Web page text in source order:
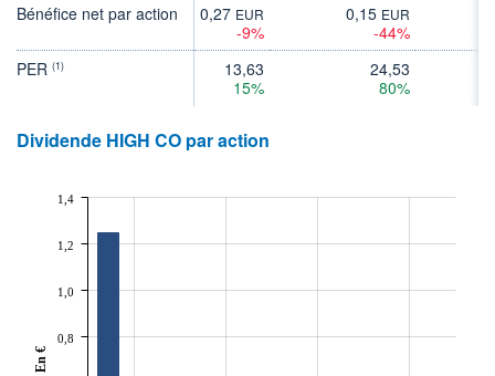
Bénéfice net par action 0,27 EUR
-9%
0,15 EUR
-44%
PER (1)
13,63
15%
24,53
80%
Dividende HIGH CO par action
0,8
1,0
1,2
1,4
En €